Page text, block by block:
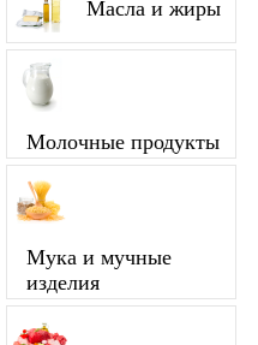
Масла и жиры
Молочные продукты
Мука и мучные
изделия